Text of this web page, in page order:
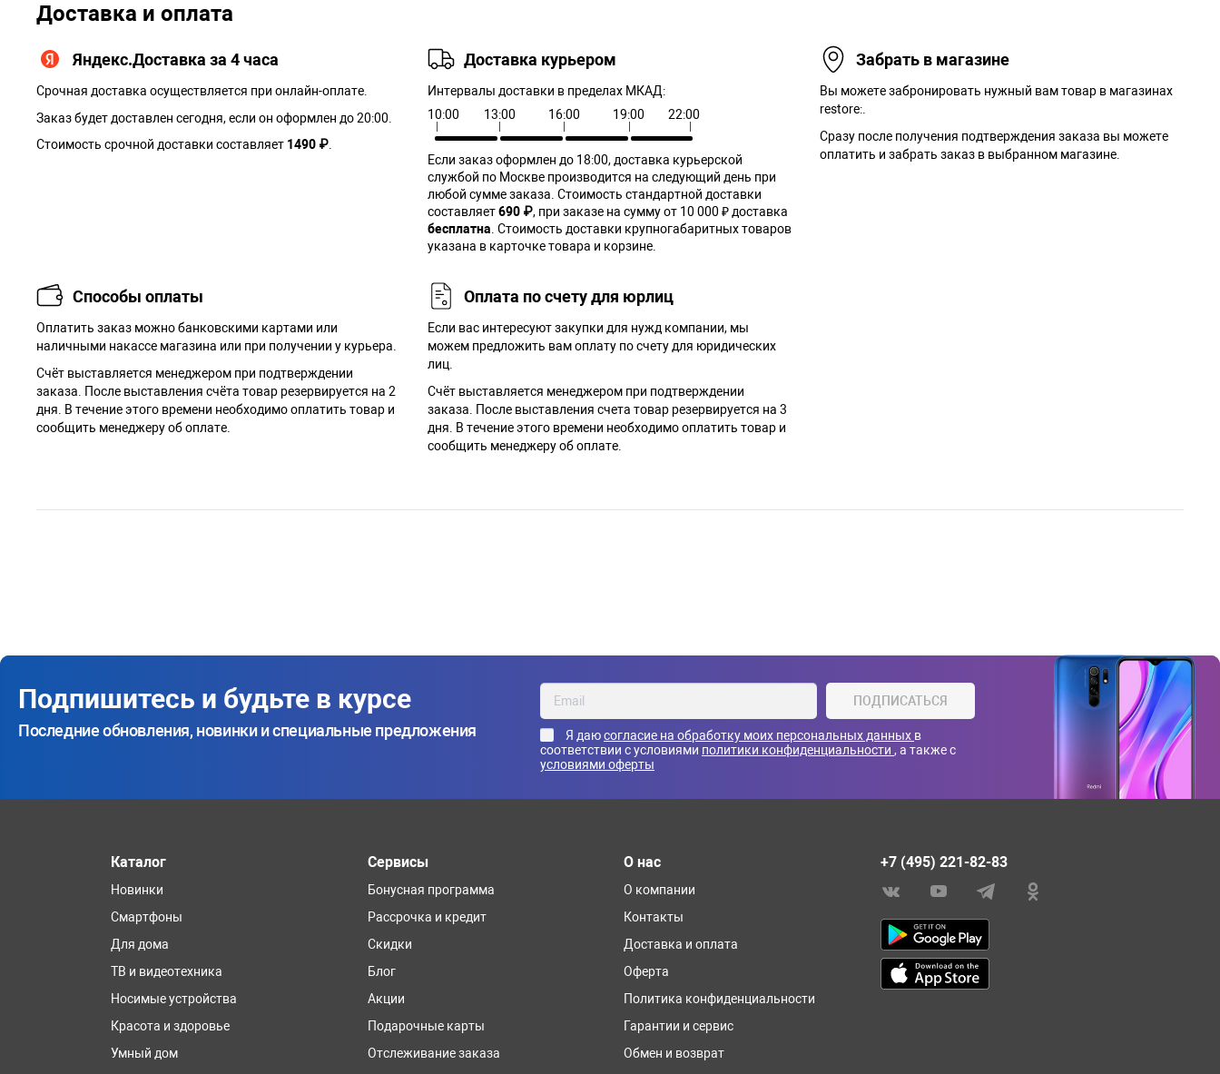
Доставка и оплата
Яндекс.Доставка за 4 часа
Срочная доставка осуществляется при онлайн-оплате.
Заказ будет доставлен сегодня, если он оформлен до 20:00.
Стоимость срочной доставки составляет 1490 ₽
Доставка курьером
Интервалы доставки в пределах МКАД:
10:00
13:00 16:00 19:00 22:00
Если заказ оформлен до 18:00, доставка курьерской
службой по Москве производится на следующий день при
любой сумме заказа. Cтоимость стандартной доставки
составляет690 ₽, при заказе на сумму от 10 000 ₽ доставка
бесплатна . Стоимость доставки крупногабаритных товаров
указана в карточке товара и корзине.
Забрать в магазине
Вы можете забронировать нужный вам товар в магазинах
restore:.
Сразу после получения подтверждения заказа вы можете
оплатить и забрать заказ в выбранном магазине.
Способы оплаты
Оплатить заказ можно банковскими картами или
наличными накассе магазина или при получении у курьера.
Cчёт выставляется менеджером при подтверждении
заказа. После выставления счёта товар резервируется на 2
дня. В течение этого времени необходимо оплатить товар и
сообщить менеджеру об оплате.
Оплата по счету для юрлиц
Если вас интересуют закупки для нужд компании, мы
можем предложить вам оплату по счету для юридических
лиц.
Счёт выставляется менеджером при подтверждении
заказа. После выставления счета товар резервируется на 3
дня. В течение этого времени необходимо оплатить товар и
сообщить менеджеру об оплате.
Подпишитесь и будьте в курсе
Последние обновления, новинки и специальные предложения
ПОДПИСАТЬСЯ
Я даюсогласие на обработку моих персональных данных в
соответствии с условиями политики конфиденциальности , а также с
условиями оферты
Каталог
Новинки
Смартфоны
Для дома
ТВ и видеотехника
Носимые устройства
Красота и здоровье
Умный дом
Сервисы
Бонусная программа
Рассрочка и кредит
Скидки
Блог
Акции
Подарочные карты
Отслеживание заказа
О нас
О компании
Контакты
Доставка и оплата
Оферта
Политика конфиденциальности
Гарантии и сервис
Обмен и возврат
+7 (495) 221-82-83